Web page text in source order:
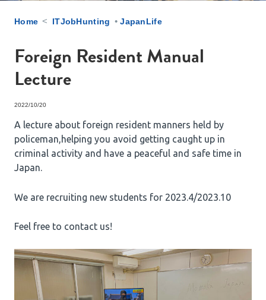
Home < ITJobHunting •JapanLife
Foreign Resident Manual
Lecture
2022/10/20
A lecture about foreign resident manners held by
policeman,helping you avoid getting caught up in
criminal activity and have a peaceful and safe time in
Japan.
We are recruiting new students for 2023.4/2023.10
Feel free to contact us!